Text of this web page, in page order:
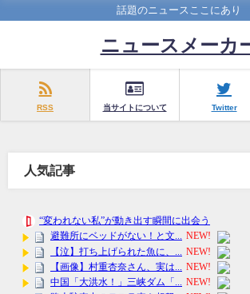
話題のニュースここにあり
ニュースメーカ
RSS 当サイトについて Twitter
人気記事